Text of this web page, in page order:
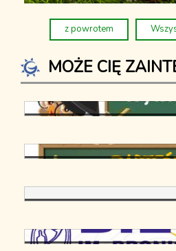
Z życia przedszkola
Strefa rodzica
z powrotem
MOŻE CIĘ